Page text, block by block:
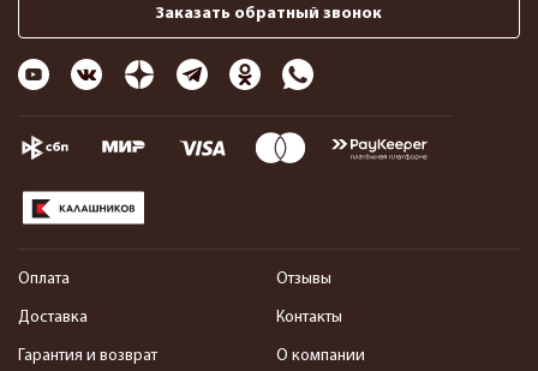
Заказать обратный звонок
Оплата
Доставка
Гарантия и возврат
Отзывы
Контакты
О компании